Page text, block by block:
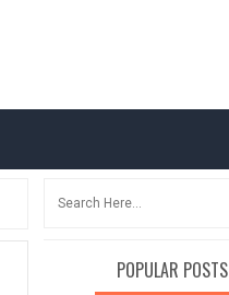
POPULAR POSTS